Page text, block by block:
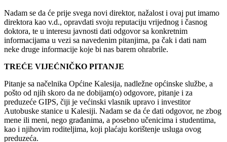
Nadam se da će prije svega novi direktor, nažalost i ovaj put imamo
direktora kao v.d., opravdati svoju reputaciju vrijednog i časnog
doktora, te u interesu javnosti dati odgovor sa konkretnim
informacijama u vezi sa navedenim pitanjima, pa čak i dati nam
neke druge informacije koje bi nas barem ohrabrile.
TREĆE VIJEĆNIČKO PITANJE
Pitanje sa načelnika Općine Kalesija, nadležne općinske službe, a
pošto od njih skoro da ne dobijam(o) odgovore, pitanje i za
preduzeće GIPS, čiji je većinski vlasnik upravo i investitor
Autobuske stanice u Kalesiji. Nadam se da će dati odgovor, ne zbog
mene ili meni, nego građanima, a posebno učenicima i studentima,
kao i njihovim roditeljima, koji plaćaju korištenje usluga ovog
preduzeća.